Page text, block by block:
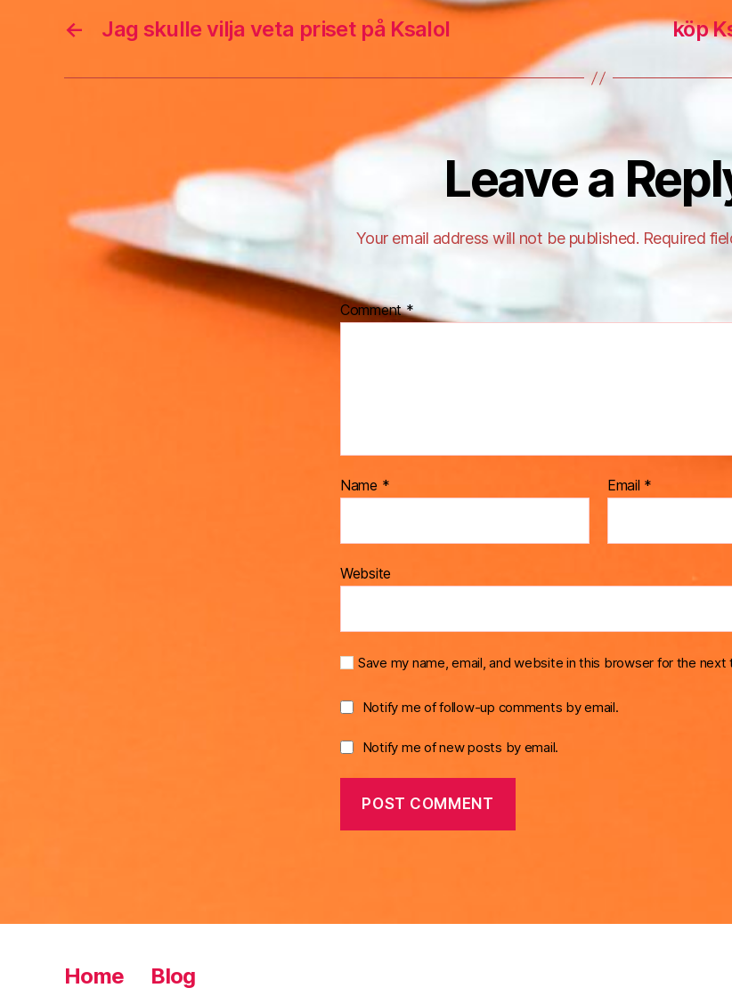
← Jag skulle vilja veta priset på Ksalol köp
Leave a
Your email address will not be published. Required
Comment*
Name * Email *
Website
Save my name, email, and website in this browser for the next
Notify me of follow-up comments by email.
Notify me of new posts by email.
Home Blog